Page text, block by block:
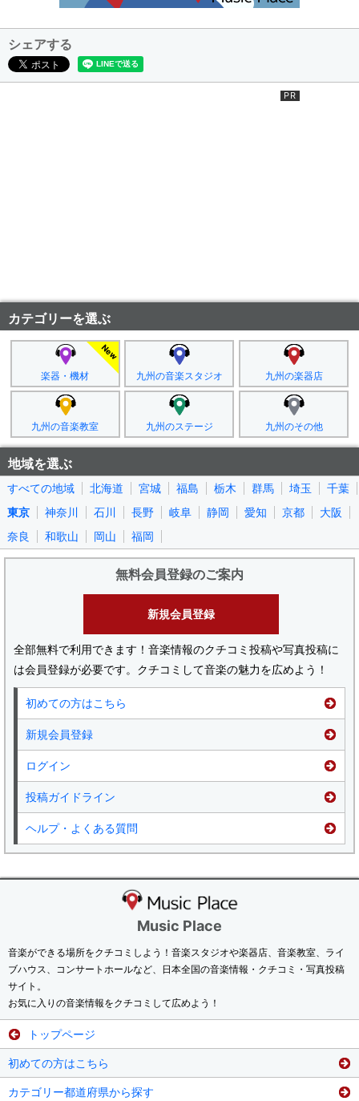
シェアする
カテゴリーを選ぶ
楽器・機材 九州の音楽スタジオ 九州の楽器店
九州の音楽教室 九州のステージ 九州のその他
地域を選ぶ
すべての地域 北海道 宮城 福島 栃木 群馬 埼玉
千葉
東京
神奈川 石川 長野 岐阜 静岡 愛知 京都
大阪
奈良
和歌山 岡山 福岡
無料会員登録のご案内
新規会員登録
全部無料で利用できます！音楽情報のクチコミ投稿や写真投稿に
は会員登録が必要です。クチコミして音楽の魅力を広めよう！
初めての方はこちら
新規会員登録
ログイン
投稿ガイドライン
ヘルプ・よくある質問
Music Place
音楽ができる場所をクチコミしよう！音楽スタジオや楽器店、音楽教室、ライ
ブハウス、コンサートホールなど、日本全国の音楽情報・クチコミ・写真投稿
サイト。
お気に入りの音楽情報をクチコミして広めよう！
トップページ
初めての方はこちら
カテゴリー都道府県から探す